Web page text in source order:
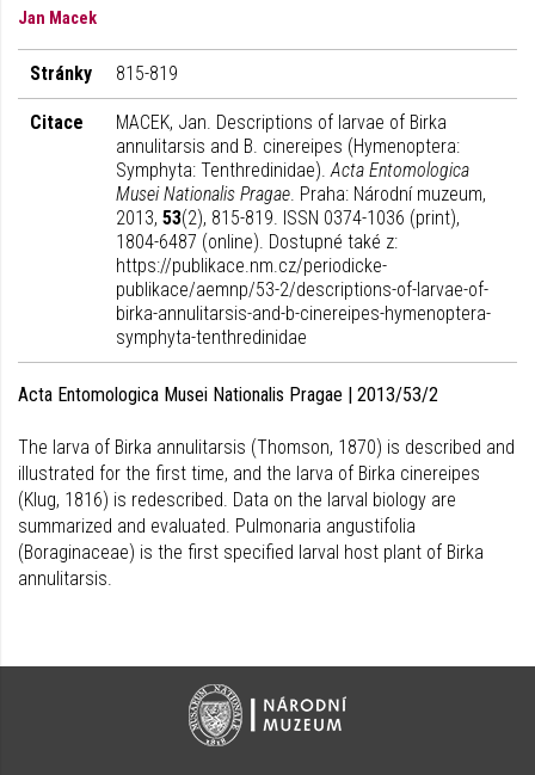
Jan Macek
Stránky 815-819
Citace
MACEK, Jan. Descriptions of larvae of Birka
annulitarsis and B. cinereipes (Hymenoptera:
Symphyta: Tenthredinidae).Acta Entomologica
Musei Nationalis Pragae. Praha: Národní muzeum,
2013, 53(2), 815-819. ISSN 0374-1036 (print),
1804-6487 (online). Dostupné také z:
https://publikace.nm.cz/periodicke-
publikace/aemnp/53-2/descriptions-of-larvae-of-
birka-annulitarsis-and-b-cinereipes-hymenoptera-
symphyta-tenthredinidae
Acta Entomologica Musei Nationalis Pragae | 2013/53/2
The larva of Birka annulitarsis (Thomson, 1870) is described and
illustrated for the first time, and the larva of Birka cinereipes
(Klug, 1816) is redescribed. Data on the larval biology are
summarized and evaluated. Pulmonaria angustifolia
(Boraginaceae) is the first specified larval host plant of Birka
annulitarsis.